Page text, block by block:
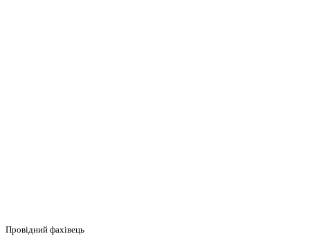
Провідний фахівець